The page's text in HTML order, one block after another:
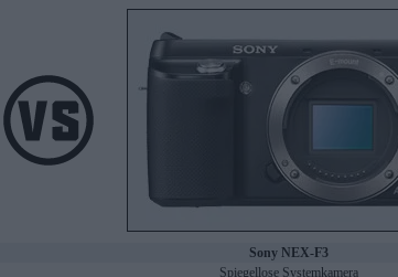
Sony NEX-F3
Spiegellose Systemkamera